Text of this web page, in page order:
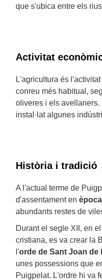
que s'ubica entre els
Activitat
L'agricultura és
conreu més habitual,
oliveres i els avellaners.
instal·lat algunes
Història i tradició
A l'actual terme de
d'assentament en
abundants restes de
Durant el segle XII, en
cristiana, es va crear la
l'orde de Sant Joan
unes possessions que
Puigpelat. L'ordre hi va